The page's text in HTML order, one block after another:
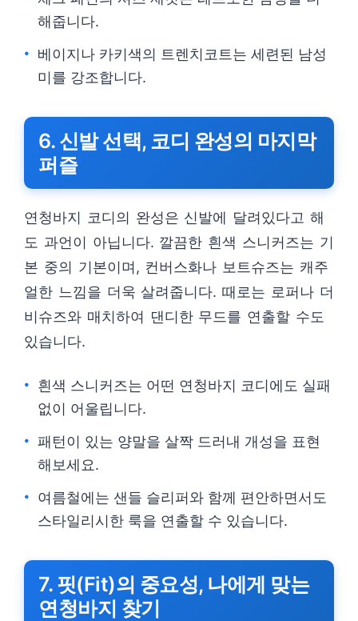
해줍니다.
베이지나 카키색의 트렌치코트는 세련된 남성
미를 강조합니다.
6. 신발 선택, 코디 완성의 마지막
퍼즐
연청바지 코디의 완성은 신발에 달려있다고 해
도 과언이 아닙니다. 깔끔한 흰색 스니커즈는 기
본 중의 기본이며, 컨버스화나 보트슈즈는 캐주
얼한 느낌을 더욱 살려줍니다. 때로는 로퍼나 더
비슈즈와 매치하여 댄디한 무드를 연출할 수도
있습니다.
흰색 스니커즈는 어떤 연청바지 코디에도 실패
없이 어울립니다.
패턴이 있는 양말을 살짝 드러내 개성을 표현
해보세요.
여름철에는 샌들 슬리퍼와 함께 편안하면서도
스타일리시한 룩을 연출할 수 있습니다.
7. 핏(Fit)의 중요성, 나에게 맞는
연청바지 찾기